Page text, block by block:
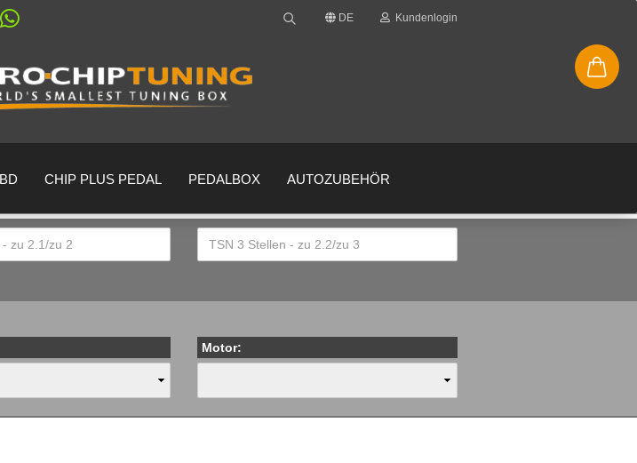
DE
Sprache auswählen
Kundenlogin
CHIP PLUS PEDAL PEDALBOX AUTOZUBEHÖR
Motor: